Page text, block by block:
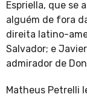
Espriella, que se
alguém de fora
direita latino-
Salvador; e
admirador de
Matheus Petrelli